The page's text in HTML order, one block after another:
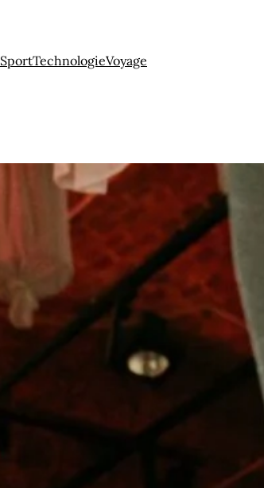
SportTechnologieVoyage